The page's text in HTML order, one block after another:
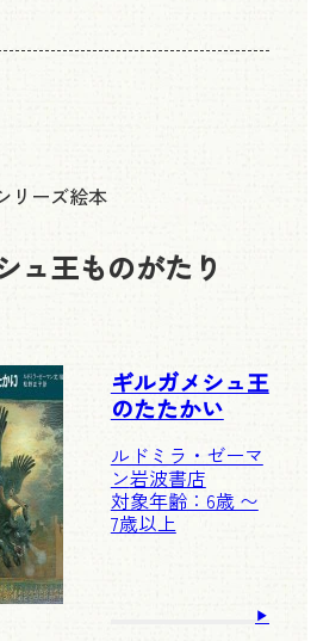
リーズ絵本
ュ王ものがたり
ギルガメシュ王
のたたかい
ルドミラ・ゼーマ
ン岩波書店
対象年齢：6歳 〜
7歳以上